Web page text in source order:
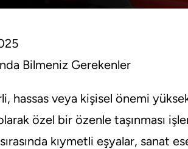
Bilmeniz Gerekenler
hassas veya kişisel önemi
özel bir özenle taşınması
kıymetli eşyalar, sanat